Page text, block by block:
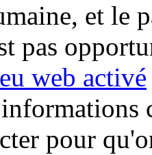
et le
pas
web activé
pour